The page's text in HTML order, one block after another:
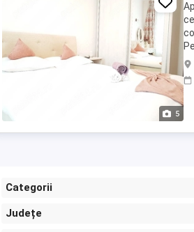
5
Categorii
Județe